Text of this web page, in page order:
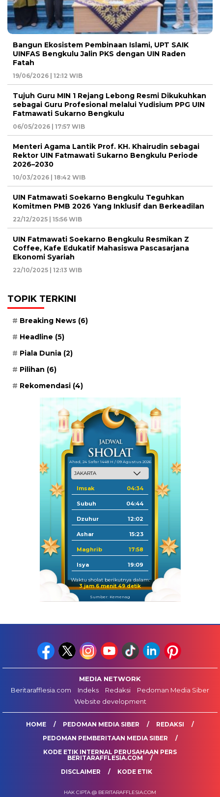
Bangun Ekosistem Pembinaan Islami, UPT SAIK
UINFAS Bengkulu Jalin PKS dengan UIN Raden
Fatah
19/06/2026 | 12:12 WIB
Tujuh Guru MIN 1 Rejang Lebong Resmi Dikukuhkan
sebagai Guru Profesional melalui Yudisium PPG UIN
Fatmawati Sukarno Bengkulu
06/05/2026 | 17:57 WIB
Menteri Agama Lantik Prof. KH. Khairudin sebagai
Rektor UIN Fatmawati Sukarno Bengkulu Periode
2026–2030
10/03/2026 | 18:42 WIB
UIN Fatmawati Soekarno Bengkulu Teguhkan
Komitmen PMB 2026 Yang Inklusif dan Berkeadilan
22/12/2025 | 15:56 WIB
UIN Fatmawati Soekarno Bengkulu Resmikan Z
Coffee, Kafe Edukatif Mahasiswa Pascasarjana
Ekonomi Syariah
22/10/2025 | 12:13 WIB
TOPIK TERKINI
Breaking News (6)
Headline (5)
Piala Dunia (2)
Pilihan (6)
Rekomendasi (4)
Ahad, 24 Safar 1448 H / 09 Agustus 2026
Imsak 04:34
Subuh 04:44
Dzuhur 12:02
Ashar 15:23
Maghrib 17:58
Isya 19:09
Waktu sholat berikutnya dalam:
3 jam 6 menit 48 detik
Sumber: Kemenag
MEDIA NETWORK
Beritarafflesia.com
Indeks Redaksi
Pedoman Media Siber
Website development
HOME PEDOMAN MEDIA SIBER
REDAKSI
PEDOMAN PEMBERITAAN MEDIA SIBER
KODE ETIK INTERNAL PERUSAHAAN PERS
BERITARAFFLESIA.COM
DISCLAIMER
KODE ETIK
HAK CIPTA @ BERITARAFFLESIA.COM